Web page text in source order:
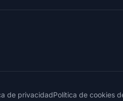
de privacidadPolítica de cookies